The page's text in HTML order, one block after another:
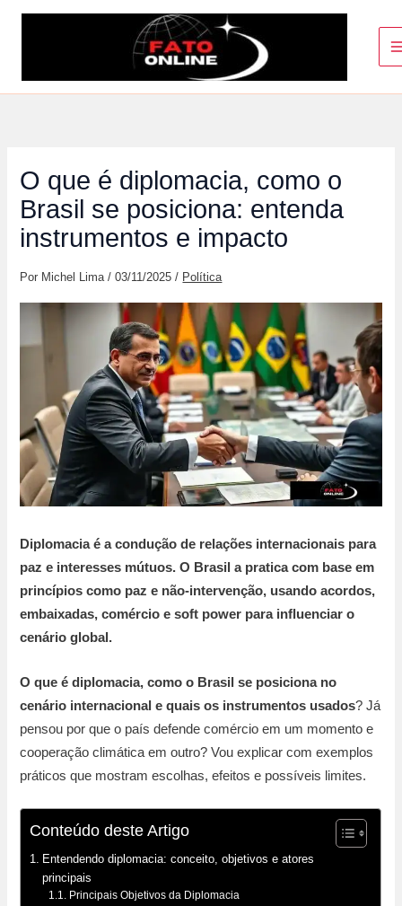
conteúdo
O que é diplomacia, como o
Brasil se posiciona: entenda
instrumentos e impacto
Por Michel Lima/03/11/2025/ Política
Diplomacia é a condução de relações internacionais para
paz e interesses mútuos. O Brasil a pratica com base em
princípios como paz e não-intervenção, usando acordos,
embaixadas, comércio e soft power para influenciar o
cenário global.
O que é diplomacia, como o Brasil se posiciona no
cenário internacional e quais os instrumentos usados? Já
pensou por que o país defende comércio em um momento e
cooperação climática em outro? Vou explicar com exemplos
práticos que mostram escolhas, efeitos e possíveis limites.
Conteúdo deste Artigo
Entendendo diplomacia: conceito, objetivos e atores
principais
Principais Objetivos da Diplomacia